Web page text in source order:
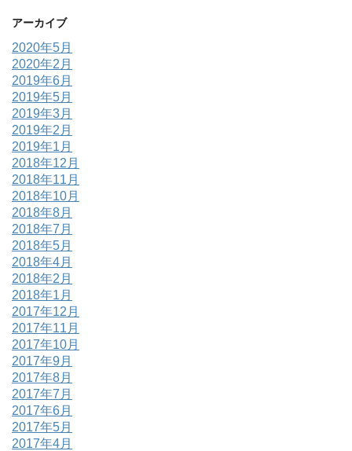
アーカイブ
2020年5月
2020年2月
2019年6月
2019年5月
2019年3月
2019年2月
2019年1月
2018年12月
2018年11月
2018年10月
2018年8月
2018年7月
2018年5月
2018年4月
2018年2月
2018年1月
2017年12月
2017年11月
2017年10月
2017年9月
2017年8月
2017年7月
2017年6月
2017年5月
2017年4月